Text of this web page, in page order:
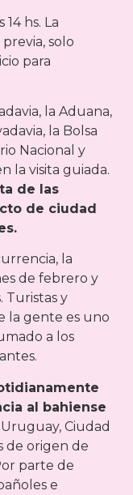
hs. La
solo
para
la Aduana,
la Bolsa
Nacional y
la visita guiada.
de las
de ciudad
la
de febrero y
Turistas y
la gente es uno
a los
al bahiense
Ciudad
de origen de
parte de
e